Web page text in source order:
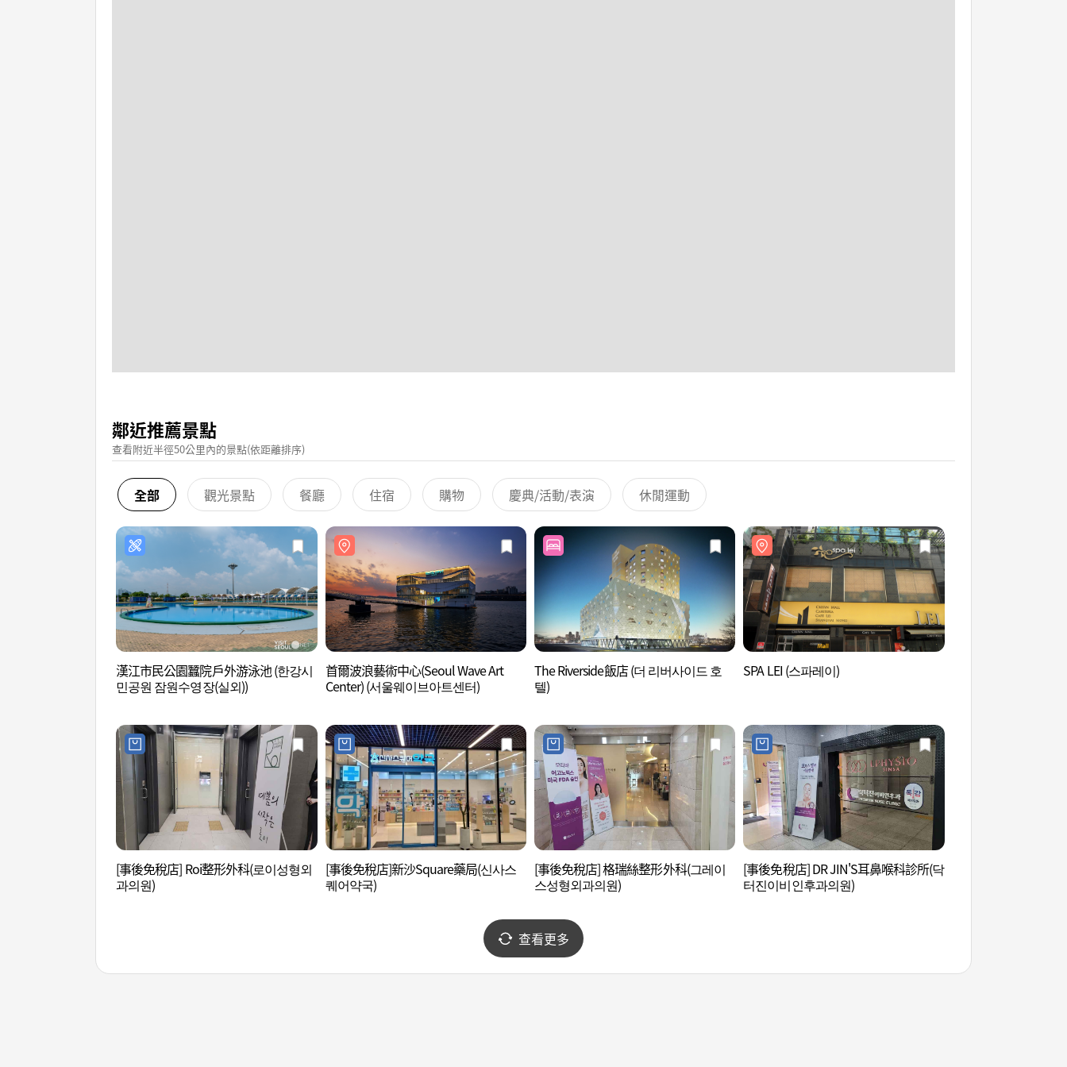
鄰近推薦景點
查看附近半徑50公里內的景點(依距離排序)
全部 觀光景點 餐廳 住宿 購物 慶典/活動/表演 休閒運動
漢江市民公園蠶院戶外游泳池 (한강시
민공원 잠원수영장(실외))
首爾波浪藝術中心(Seoul Wave Art
Center) (서울웨이브아트센터)
The Riverside飯店 (더 리버사이드 호
텔)
SPA LEI (스파레이)
[事後免稅店] Roi整形外科(로이성형외
과의원)
[事後免稅店]新沙Square藥局(신사스
퀘어약국)
[事後免稅店] 格瑞絲整形外科(그레이
스성형외과의원)
[事後免稅店] DR JIN'S耳鼻喉科診所(닥
터진이비인후과의원)
查看更多